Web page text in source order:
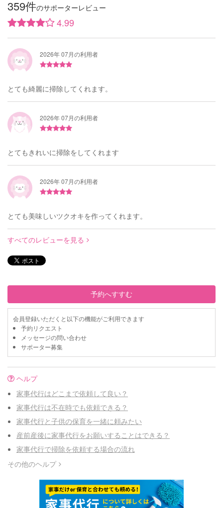
359件のサポーターレビュー
4.99
2026年 07月の利用者
とても綺麗に掃除してくれます。
2026年 07月の利用者
とてもきれいに掃除をしてくれます
2026年 07月の利用者
とても美味しいツクオキを作ってくれます。
すべてのレビューを見る
予約へすすむ
会員登録いただくと以下の機能がご利用できます
予約リクエスト
メッセージの問い合わせ
サポーター募集
ヘルプ
家事代行はどこまで依頼して良い？
家事代行は不在時でも依頼できる？
家事代行と子供の保育を一緒に頼みたい
産前産後に家事代行をお願いすることはできる？
家事代行で掃除を依頼する場合の流れ
その他のヘルプ